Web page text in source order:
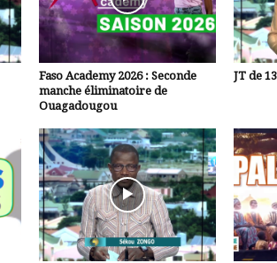
Faso Academy 2026 : Seconde
manche éliminatoire de
Ouagadougou
JT de